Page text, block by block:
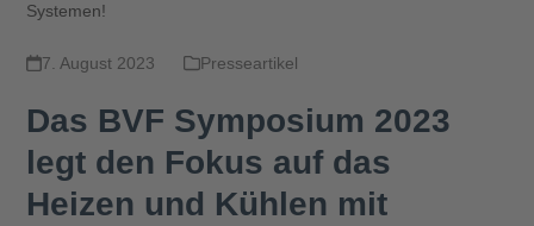
Systemen!
7. August 2023 Presseartikel
Das BVF Symposium 2023
legt den Fokus auf das
Heizen und Kühlen mit